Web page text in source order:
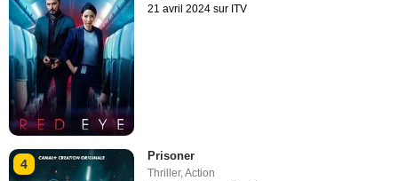
21 avril 2024 sur ITV
4
Prisoner
Thriller,Action